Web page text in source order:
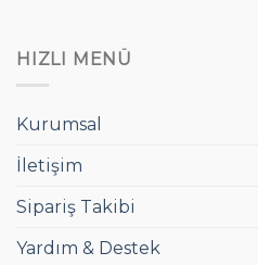
HIZLI MENÜ
Kurumsal
İletişim
Sipariş Takibi
Yardım & Destek